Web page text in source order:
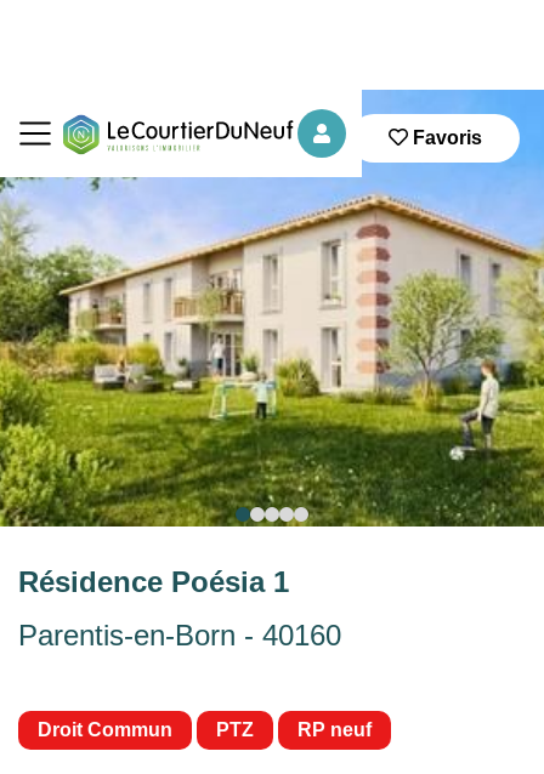
Favoris
Résidence Poésia 1
Parentis-en-Born - 40160
Droit Commun PTZ RP neuf